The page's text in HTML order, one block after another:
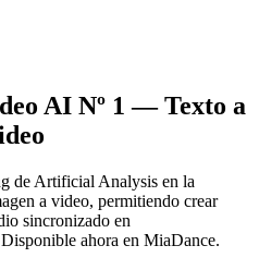
AI Nº 1 — Texto a
de Artificial Analysis en la
a video, permitiendo crear
sincronizado en
ahora en MiaDance.